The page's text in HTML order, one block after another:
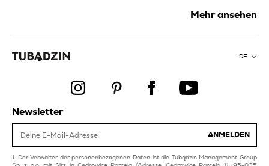
und schlafzimmer
mehrfarbige balkon
terrassenfliesen
marineblaue balkon
und terrassenfliesen
silberne fliesen für
wohn und schlafzimmer
Mehr ansehen
DE
Newsletter
ANMELDEN
Der Verwalter der personenbezogenen Daten ist die Tubądzin Management Group